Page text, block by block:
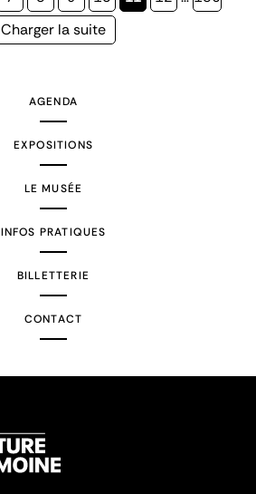
Page
Charger la suite
AGENDA
EXPOSITIONS
LE MUSÉE
INFOS PRATIQUES
BILLETTERIE
CONTACT